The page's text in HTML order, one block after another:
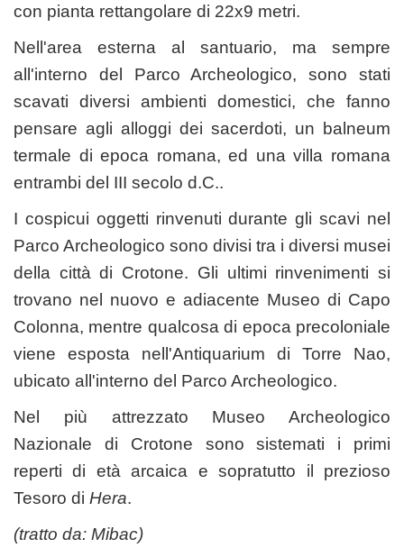
con pianta rettangolare di 22x9 metri.
Nell'area esterna al santuario, ma sempre
all'interno del Parco Archeologico, sono stati
scavati diversi ambienti domestici, che fanno
pensare agli alloggi dei sacerdoti, un balneum
termale di epoca romana, ed una villa romana
entrambi del III secolo d.C..
I cospicui oggetti rinvenuti durante gli scavi nel
Parco Archeologico sono divisi tra i diversi musei
della città di Crotone. Gli ultimi rinvenimenti si
trovano nel nuovo e adiacente Museo di Capo
Colonna, mentre qualcosa di epoca precoloniale
viene esposta nell'Antiquarium di Torre Nao,
ubicato all'interno del Parco Archeologico.
Nel più attrezzato Museo Archeologico
Nazionale di Crotone sono sistemati i primi
reperti di età arcaica e sopratutto il prezioso
Tesoro di Hera.
(tratto da: Mibac)